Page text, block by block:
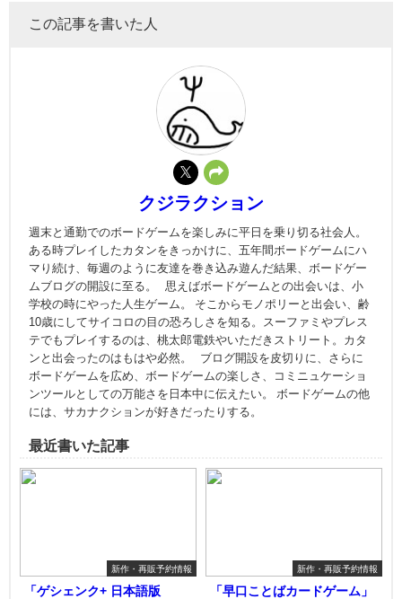
この記事を書いた人
クジラクション
週末と通勤でのボードゲームを楽しみに平日を乗り切る社会人。
ある時プレイしたカタンをきっかけに、五年間ボードゲームにハ
マり続け、毎週のように友達を巻き込み遊んだ結果、ボードゲー
ムブログの開設に至る。 思えばボードゲームとの出会いは、小
学校の時にやった人生ゲーム。 そこからモノポリーと出会い、齢
10歳にしてサイコロの目の恐ろしさを知る。スーファミやプレス
テでもプレイするのは、桃太郎電鉄やいただきストリート。カタ
ンと出会ったのはもはや必然。 ブログ開設を皮切りに、さらに
ボードゲームを広め、ボードゲームの楽しさ、コミニュケーショ
ンツールとしての万能さを日本中に伝えたい。 ボードゲームの他
には、サカナクションが好きだったりする。
最近書いた記事
新作・再販予約情報
「ゲシェンク+ 日本語版
新作・再販予約情報
「早口ことばカードゲーム」